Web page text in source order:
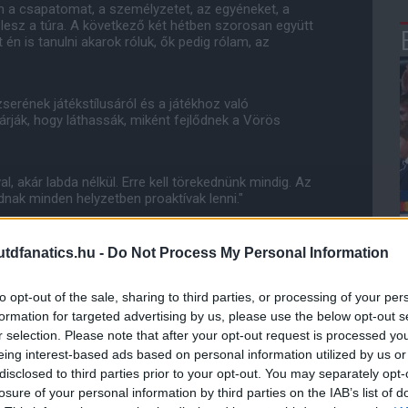
- Do Not Process My Personal Information
opt-out of the sale, sharing to third parties, or processing of your
for targeted advertising by us, please use the below opt-out
selection. Please note that after your opt-out request is processed
interest-based ads based on personal information utilized by us
to third parties prior to your opt-out. You may separately
of your personal information by third parties on the IAB’s list of
a csapatomat, a személyzetet, az egyéneket, a
a túra. A következő két hétben szorosan együtt
is tanulni akarok róluk, ők pedig rólam, az
játékstílusáról és a játékhoz való
hogy láthassák, miként fejlődnek a Vörös
akár labda nélkül. Erre kell törekednünk mindig. Az
minden helyzetben proaktívak lenni."
a lehetőségeket egymás számára. Még
nem nálunk van a játékszer."
on is!
és iOS-re!
működését!